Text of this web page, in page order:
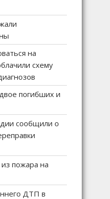
на
схему
погибших и
сообщили о
пожара на
ДТП в